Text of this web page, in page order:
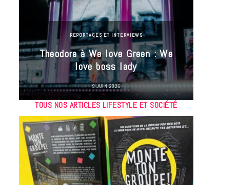
REPORTAGES ET INTERVIEWS
Theodora à We love Green : We
love boss lady
9 JUIN 2026
TOUS NOS ARTICLES LIFESTYLE ET SOCIÉTÉ